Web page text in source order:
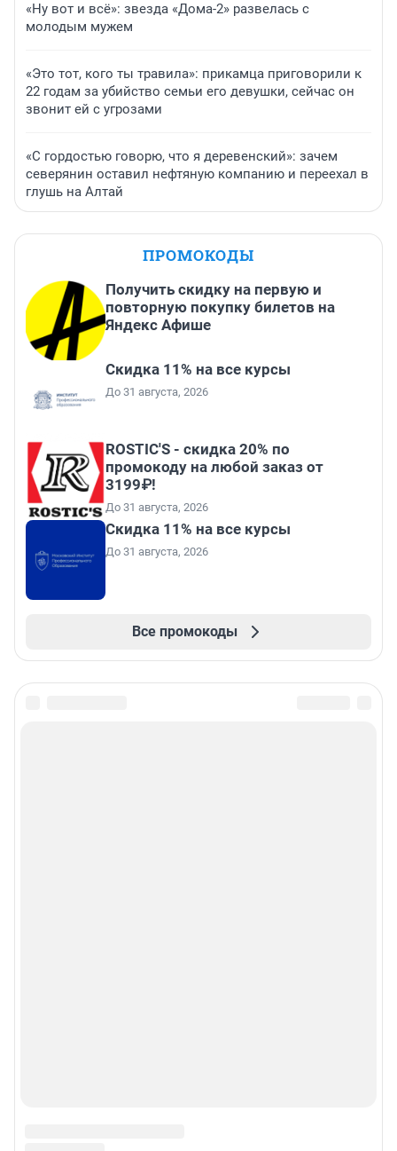
«Ну вот и всё»: звезда «Дома-2» развелась с
молодым мужем
«Это тот, кого ты травила»: прикамца приговорили к
22 годам за убийство семьи его девушки, сейчас он
звонит ей с угрозами
«С гордостью говорю, что я деревенский»: зачем
северянин оставил нефтяную компанию и переехал в
глушь на Алтай
ПРОМОКОДЫ
Получить скидку на первую и
повторную покупку билетов на
Яндекс Афише
Скидка 11% на все курсы
До 31 августа, 2026
ROSTIC'S - скидка 20% по
промокоду на любой заказ от
3199₽!
До 31 августа, 2026
Скидка 11% на все курсы
До 31 августа, 2026
Все промокоды